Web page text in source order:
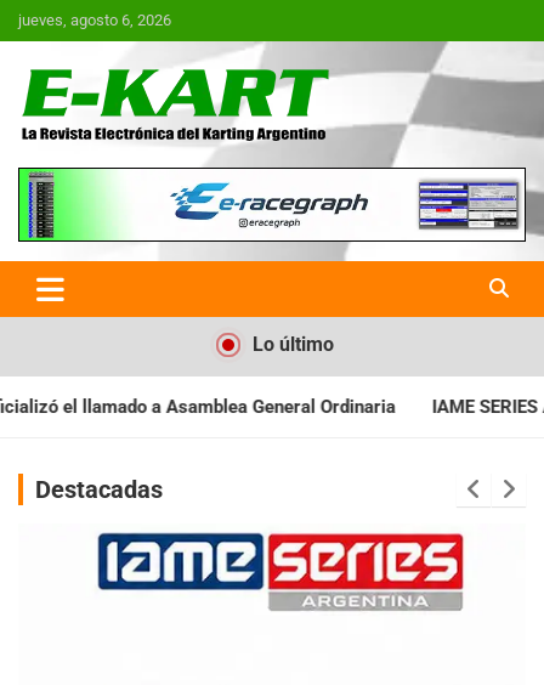
Saltar
al
jueves, agosto 6, 2026
E-Kart.com.ar | La Revista
Electrónica del Karting en
Argentina
Lo último
Ordinaria IAME SERIES ARGENTINA: Baradero recibe
Destacadas